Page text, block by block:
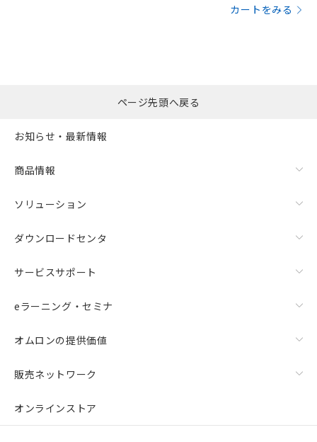
カートをみる
ページ先頭へ戻る
お知らせ・最新情報
商品情報
ソリューション
ダウンロードセンタ
サービスサポート
eラーニング・セミナ
オムロンの提供価値
販売ネットワーク
オンラインストア